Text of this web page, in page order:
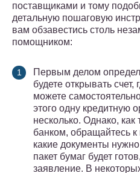
поставщиками и тому
детальную пошаговую
вам обзавестись столь
помощником:
Первым делом
будете открывать
можете
этого одну кредитную
несколько. Однако,
банком, обращайтесь
какие документы
пакет бумаг будет
заявление. В